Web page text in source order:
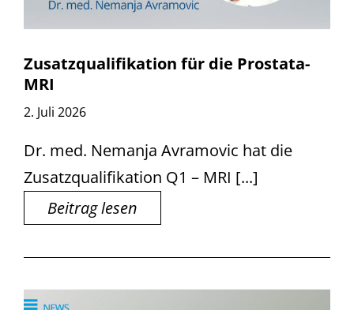
Zusatzqualifikation für die Prostata-
MRI
2. Juli 2026
Dr. med. Nemanja Avramovic hat die
Zusatzqualifikation Q1 – MRI [...]
Beitrag lesen